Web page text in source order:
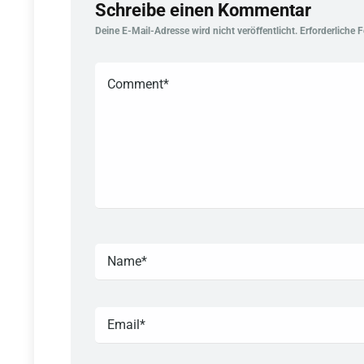
Schreibe einen Kommentar
Deine E-Mail-Adresse wird nicht veröffentlicht. Erforderliche